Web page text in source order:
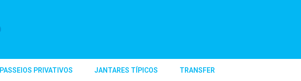
PASSEIOS PRIVATIVOS JANTARES TÍPICOS TRANSFER